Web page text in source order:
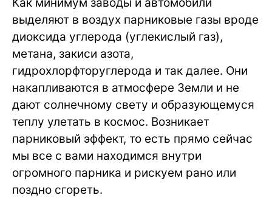
выделяют в воздух парниковые газы вроде
диоксида углерода (углекислый газ),
метана, закиси азота,
гидрохлорфторуглерода и так далее. Они
накапливаются в атмосфере Земли и не
дают солнечному свету и образующемуся
теплу улетать в космос. Возникает
парниковый эффект, то есть прямо сейчас
мы все с вами находимся внутри
огромного парника и рискуем рано или
поздно сгореть.